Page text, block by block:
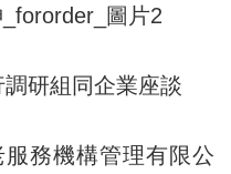
研組同企業座談
務機構管理有限公